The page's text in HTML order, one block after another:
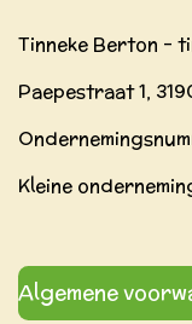
Tinneke Berton -
Paepestraat 1,
Kleine
Algemene